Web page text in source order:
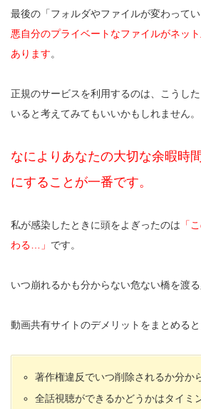
最後の「フォルダやファイルが変わってい
悪自分のプライベートなファイルがネッ
あります。
正規のサービスを利用するのは、こうし
いると考えてみてもいいかもしれません。
なによりあなたの大切な余暇時
にすることが一番です。
私が感染したときに頭をよぎったのは 「
わる…」 です。
いつ崩れるかも分からない危ない橋を渡る
動画共有サイトのデメリットをまとめると
著作権違反でいつ削除されるか分か
全話視聴ができるかどうかはタイミ